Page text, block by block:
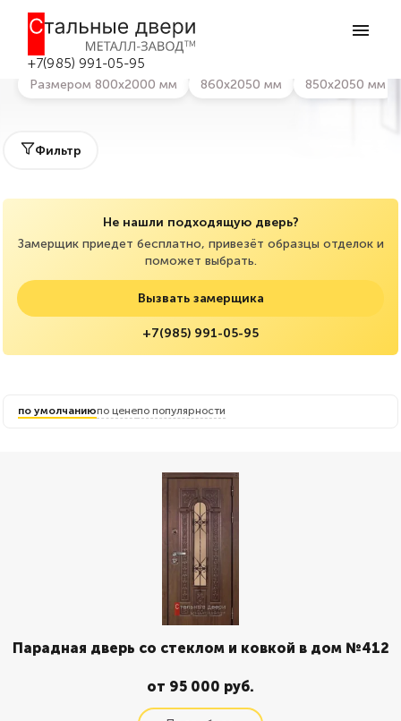
+7(985) 991-05-95
Парадные двери в Боровске
Размером 800х2000 мм 860х2050 мм 850х2050 мм
Фильтр
Не нашли подходящую дверь?
Замерщик приедет бесплатно, привезёт образцы отделок и
поможет выбрать.
Вызвать замерщика
+7(985) 991-05-95
по умолчаниюпо ценепо популярности
Парадная дверь со стеклом и ковкой в дом №412
от 95 000 руб.